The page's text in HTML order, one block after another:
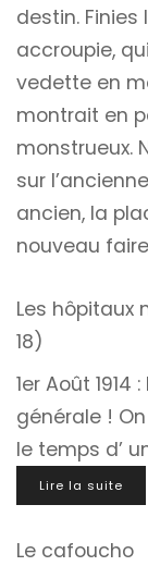
destin.
accroupie,
vedette en
montrait en
monstrueux.
sur
ancien, la
nouveau
Les hôpitaux
18)
1er Août
générale !
le temps d’
Lire la suite
Le cafoucho